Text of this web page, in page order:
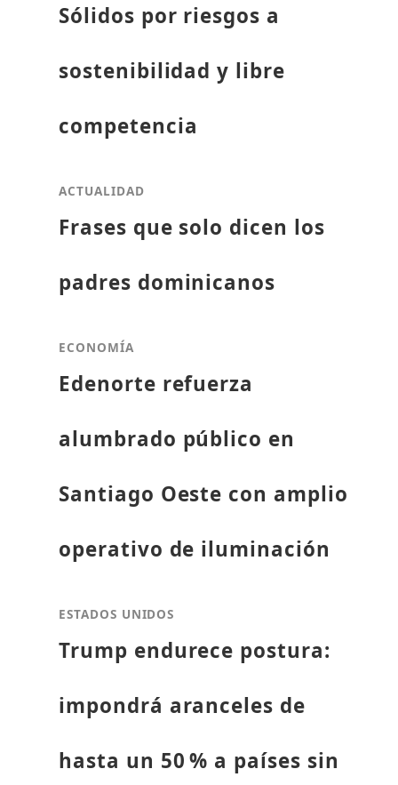
Sólidos por riesgos a
sostenibilidad y libre
competencia
ACTUALIDAD
Frases que solo dicen los
padres dominicanos
ECONOMÍA
Edenorte refuerza
alumbrado público en
Santiago Oeste con amplio
operativo de iluminación
ESTADOS UNIDOS
Trump endurece postura:
impondrá aranceles de
hasta un 50 % a países sin